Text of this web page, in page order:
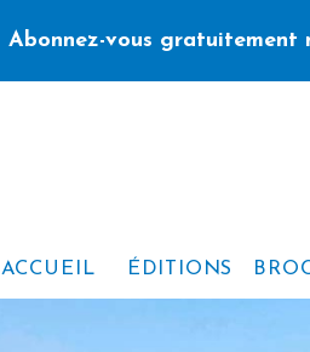
Abonnez-vous gratuitement
ACCUEIL ÉDITIONS